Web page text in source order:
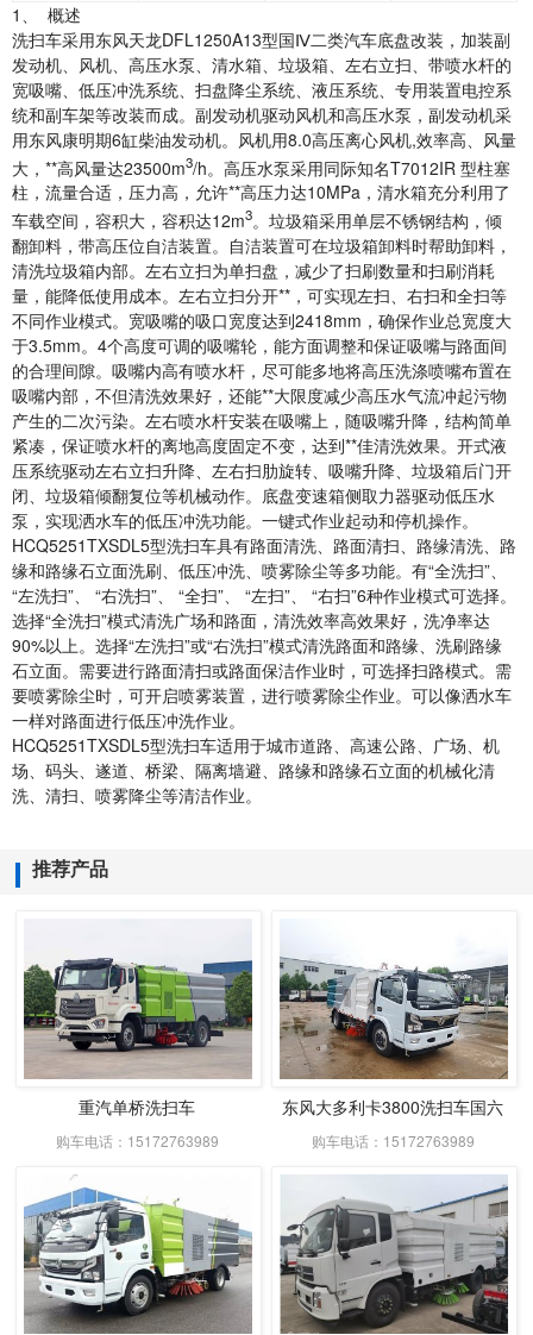
1、 概述
洗扫车采用东风天龙DFL1250A13型国Ⅳ二类汽车底盘改装，加装副
发动机、风机、高压水泵、清水箱、垃圾箱、左右立扫、带喷水杆的
宽吸嘴、低压冲洗系统、扫盘降尘系统、液压系统、专用装置电控系
统和副车架等改装而成。副发动机驱动风机和高压水泵，副发动机采
用东风康明期6缸柴油发动机。风机用8.0高压离心风机,效率高、风量
大，**高风量达23500m3/h。高压水泵采用同际知名T7012IR 型柱塞
柱，流量合适，压力高，允许**高压力达10MPa，清水箱充分利用了
车载空间，容积大，容积达12m3。垃圾箱采用单层不锈钢结构，倾
翻卸料，带高压位自洁装置。自洁装置可在垃圾箱卸料时帮助卸料，
清洗垃圾箱内部。左右立扫为单扫盘，减少了扫刷数量和扫刷消耗
量，能降低使用成本。左右立扫分开**，可实现左扫、右扫和全扫等
不同作业模式。宽吸嘴的吸口宽度达到2418mm，确保作业总宽度大
于3.5mm。4个高度可调的吸嘴轮，能方面调整和保证吸嘴与路面间
的合理间隙。吸嘴内高有喷水杆，尽可能多地将高压洗涤喷嘴布置在
吸嘴内部，不但清洗效果好，还能**大限度减少高压水气流冲起污物
产生的二次污染。左右喷水杆安装在吸嘴上，随吸嘴升降，结构简单
紧凑，保证喷水杆的离地高度固定不变，达到**佳清洗效果。开式液
压系统驱动左右立扫升降、左右扫肋旋转、吸嘴升降、垃圾箱后门开
闭、垃圾箱倾翻复位等机械动作。底盘变速箱侧取力器驱动低压水
泵，实现洒水车的低压冲洗功能。一键式作业起动和停机操作。
HCQ5251TXSDL5型洗扫车具有路面清洗、路面清扫、路缘清洗、路
缘和路缘石立面洗刷、低压冲洗、喷雾除尘等多功能。有“全洗扫”、
“左洗扫”、 “右洗扫”、 “全扫”、 “左扫”、 “右扫”6种作业模式可选择。
选择“全洗扫”模式清洗广场和路面，清洗效率高效果好，洗净率达
90%以上。选择“左洗扫”或“右洗扫”模式清洗路面和路缘、洗刷路缘
石立面。需要进行路面清扫或路面保洁作业时，可选择扫路模式。需
要喷雾除尘时，可开启喷雾装置，进行喷雾除尘作业。可以像洒水车
一样对路面进行低压冲洗作业。
HCQ5251TXSDL5型洗扫车适用于城市道路、高速公路、广场、机
场、码头、遂道、桥梁、隔离墙避、路缘和路缘石立面的机械化清
洗、清扫、喷雾降尘等清洁作业。
推荐产品
重汽单桥洗扫车
购车电话：15172763989
东风大多利卡3800洗扫车国六
购车电话：15172763989